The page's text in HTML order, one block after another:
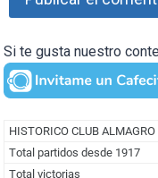
Si te gusta nuestro